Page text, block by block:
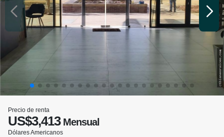
Precio de renta
US$3,413Mensual
Dólares Americanos